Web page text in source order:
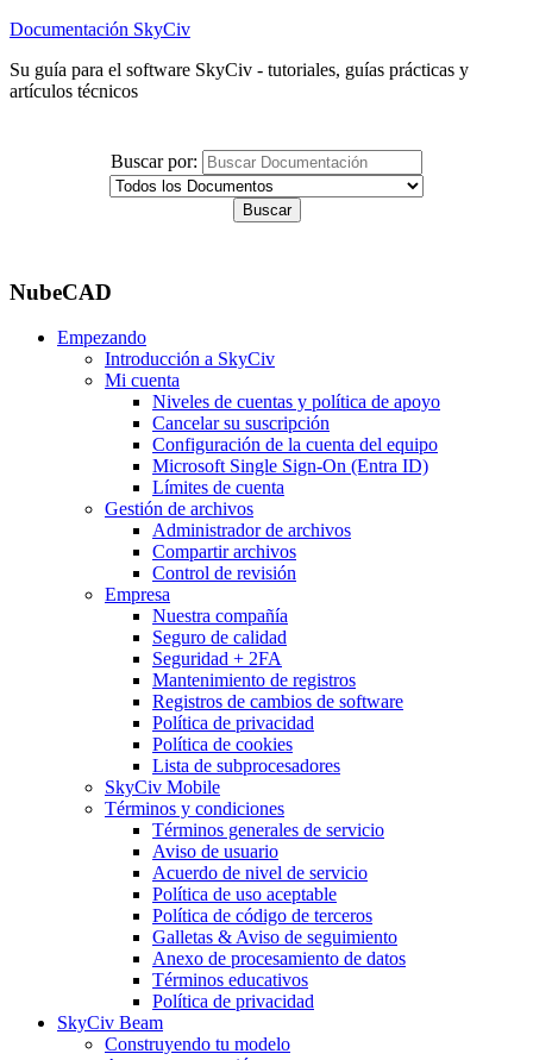
Documentación SkyCiv
Su guía para el software SkyCiv - tutoriales, guías prácticas y
artículos técnicos
Buscar por:
NubeCAD
Empezando
Introducción a SkyCiv
Mi cuenta
Niveles de cuentas y política de apoyo
Cancelar su suscripción
Configuración de la cuenta del equipo
Microsoft Single Sign-On (Entra ID)
Límites de cuenta
Gestión de archivos
Administrador de archivos
Compartir archivos
Control de revisión
Empresa
Nuestra compañía
Seguro de calidad
Seguridad + 2FA
Mantenimiento de registros
Registros de cambios de software
Política de privacidad
Política de cookies
Lista de subprocesadores
SkyCiv Mobile
Términos y condiciones
Términos generales de servicio
Aviso de usuario
Acuerdo de nivel de servicio
Política de uso aceptable
Política de código de terceros
Galletas & Aviso de seguimiento
Anexo de procesamiento de datos
Términos educativos
Política de privacidad
SkyCiv Beam
Construyendo tu modelo